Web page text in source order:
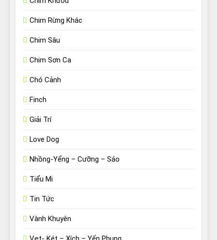
Chim Rừng Khác
Chim Sâu
Chim Sơn Ca
Chó Cảnh
Finch
Giải Trí
Love Dog
Nhồng-Yểng – Cưỡng – Sáo
Tiểu Mi
Tin Tức
Vành Khuyên